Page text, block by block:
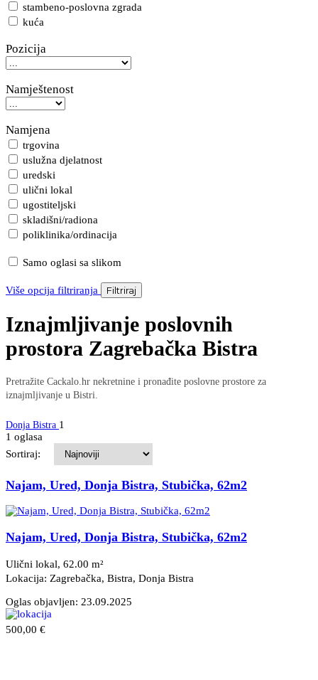
stambeno-poslovna zgrada
kuća
Pozicija
Namještenost
Namjena
trgovina
uslužna djelatnost
uredski
ulični lokal
ugostiteljski
skladišni/radiona
poliklinika/ordinacija
Samo oglasi sa slikom
Više opcija filtriranja Filtriraj
Iznajmljivanje poslovnih
prostora Zagrebačka Bistra
Pretražite Cackalo.hr nekretnine i pronađite poslovne prostore za
iznajmljivanje u Bistri.
Donja Bistra 1
1 oglasa
Sortiraj:
Najam, Ured, Donja Bistra, Stubička, 62m2
Najam, Ured, Donja Bistra, Stubička, 62m2
Ulični lokal, 62.00 m²
Lokacija: Zagrebačka, Bistra, Donja Bistra
Oglas objavljen: 23.09.2025
500,00 €